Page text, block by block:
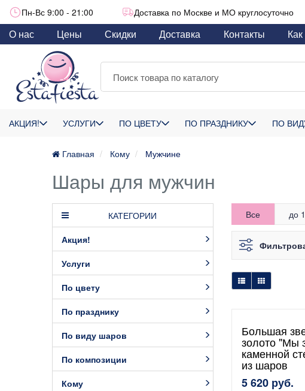
Пн-Вс 9:00 - 21:00 Доставка по Москве и МО круглосуточно
О нас Цены Скидки Доставка Контакты Как
АКЦИЯ! УСЛУГИ ПО ЦВЕТУ ПО ПРАЗДНИКУ ПО
Главная Кому Мужчине
Шары для мужчин
КАТЕГОРИИ
Акция!
Услуги
По цвету
По празднику
По виду шаров
По композиции
Кому
Все до
Большая
золото "Мы
каменной
из шаров
5 620 руб.